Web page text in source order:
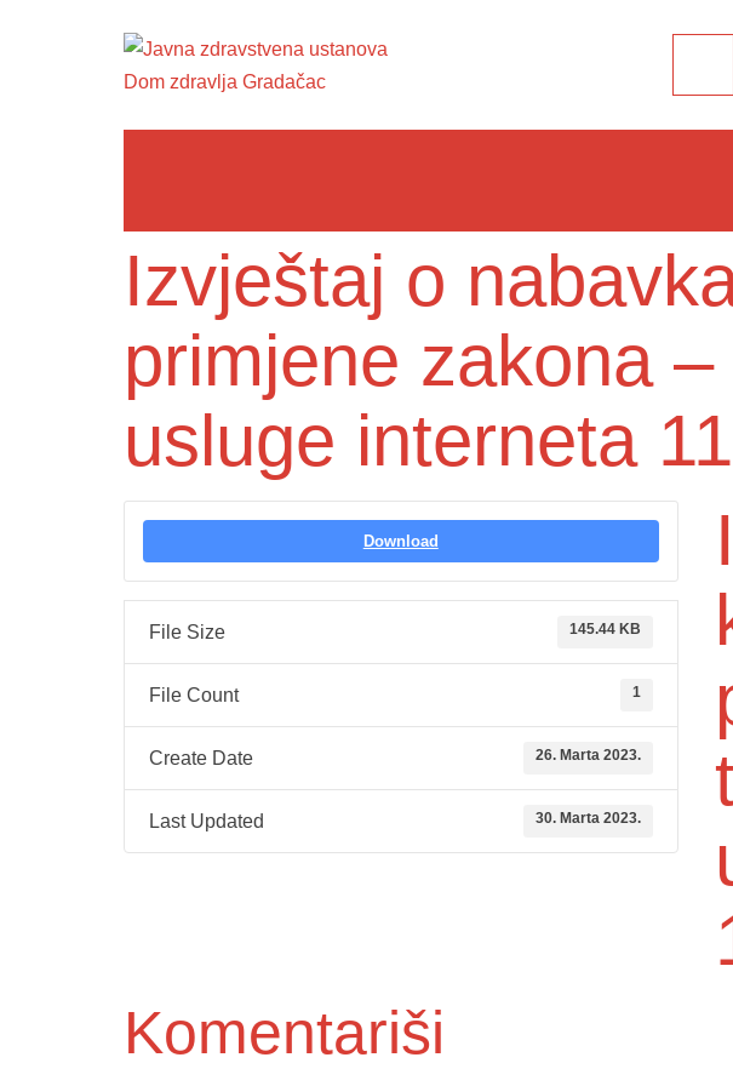
Izvještaj o
primjene zakona
usluge interneta
Download
File Size 145.44 KB
File Count 1
Create Date 26. Marta 2023.
Last Updated 30. Marta 2023.
Komentariši